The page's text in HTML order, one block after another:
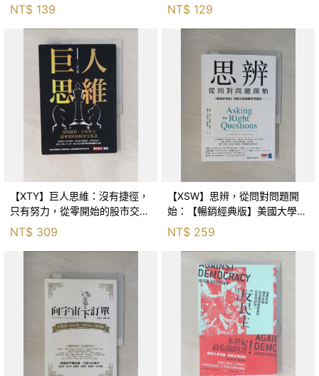
NT$ 139 NT$ 129
【XTY】巨人思維：沒有捷徑，
只有努力，從零開始的股市交易
員_巨人傑
NT$ 309
【XSW】思辨，從問對問題開
始：【暢銷經典版】美國大學邏
輯思考聖經_尼爾．布朗, 史都
華．基里, 羅耀宗, 蔡宏明, 黃賓
NT$ 259